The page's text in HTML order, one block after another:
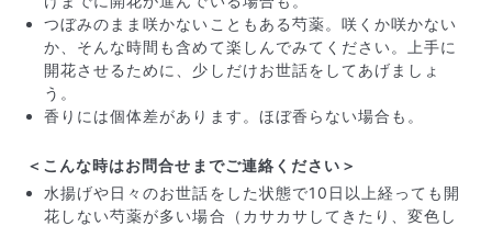
写真と同じものが届く？
商品ページに掲載している写真は、実際にお届けする商
つぼみのまま咲かないこともある芍薬。咲くか咲かない
か、そんな時間も含めて楽しんでみてください。上手に
開花させるために、少しだけお世話をしてあげましょ
う。
香りには個体差があります。ほぼ香らない場合も。
＜こんな時はお問合せまでご連絡ください＞
水揚げや日々のお世話をした状態で10日以上経っても開
花しない芍薬が多い場合（カサカサしてきたり、変色し